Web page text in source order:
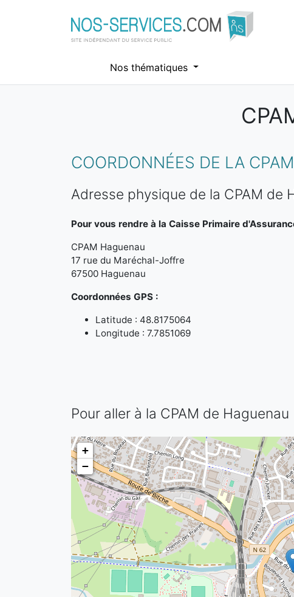
Nos thématiques
COORDONNÉES DE LA
Adresse physique de la CPAM de
Pour vous rendre à la Caisse Primaire
CPAM Haguenau
17 rue du Maréchal-Joffre
67500 Haguenau
Coordonnées GPS :
Latitude : 48.8175064
Longitude : 7.7851069
Pour aller à la CPAM de Haguenau
+
−